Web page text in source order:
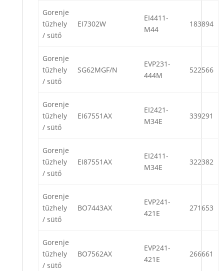
Gorenje
tűzhely
/ sütő
EI7302W
EI4411-
M44
183894
Gorenje
tűzhely
/ sütő
SG62MGF/N
EVP231-
444M
522566
Gorenje
tűzhely
/ sütő
EI67551AX
EI2421-
M34E
339291
Gorenje
tűzhely
/ sütő
EI87551AX
EI2411-
M34E
322382
Gorenje
tűzhely
/ sütő
BO7443AX
EVP241-
421E
271653
Gorenje
tűzhely
/ sütő
BO7562AX
EVP241-
421E
266661